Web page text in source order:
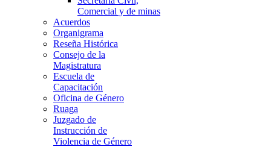
Comercial y de minas
Acuerdos
Organigrama
Reseña Histórica
Consejo de la
Magistratura
Escuela de
Capacitación
Oficina de Género
Ruaga
Juzgado de
Instrucción de
Violencia de Género